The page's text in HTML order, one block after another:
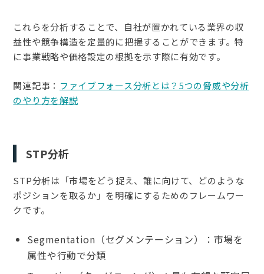
これらを分析することで、自社が置かれている業界の収
益性や競争構造を定量的に把握することができます。特
に事業戦略や価格設定の根拠を示す際に有効です。
関連記事： ファイブフォース分析とは？5つの脅威や分析
のやり方を解説
STP分析
STP分析は「市場をどう捉え、誰に向けて、どのような
ポジションを取るか」を明確にするためのフレームワー
クです。
Segmentation（セグメンテーション）：市場を
属性や行動で分類